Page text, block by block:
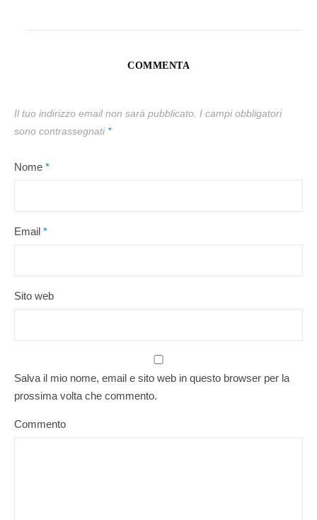
COMMENTA
Il tuo indirizzo email non sarà pubblicato. I campi obbligatori
sono contrassegnati *
Nome *
Email *
Sito web
Salva il mio nome, email e sito web in questo browser per la
prossima volta che commento.
Commento